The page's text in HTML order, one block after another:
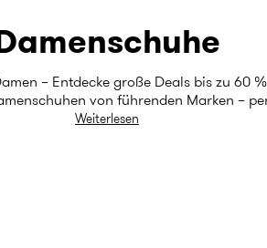
– Entdecke große Deals bis zu 60
von führenden Marken –
nach einem eleganten Damenschuh
Weiterlesen